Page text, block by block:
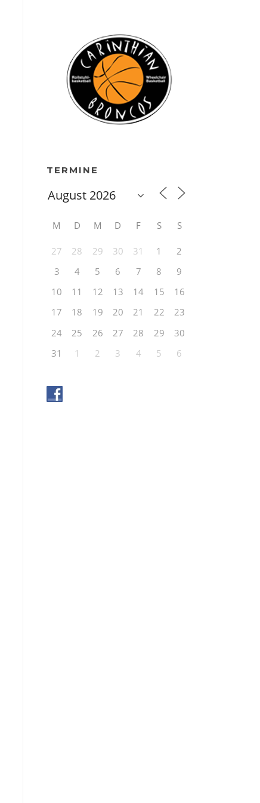
TERMINE
M D M D F S S
27 28 29 30 31 1
2
3
4 5 6 7 8
9
10
11 12 13 14 15
16
17
18 19 20 21 22
23
24
25 26 27 28 29
30
31
1 2 3 4 5 6